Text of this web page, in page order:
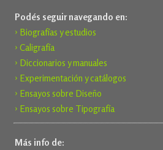
Podés seguir navegando en:
› Biografías y estudios
› Caligrafía
› Diccionarios y manuales
› Experimentación y catálogos
› Ensayos sobre Diseño
› Ensayos sobre Tipografía
Más info de: